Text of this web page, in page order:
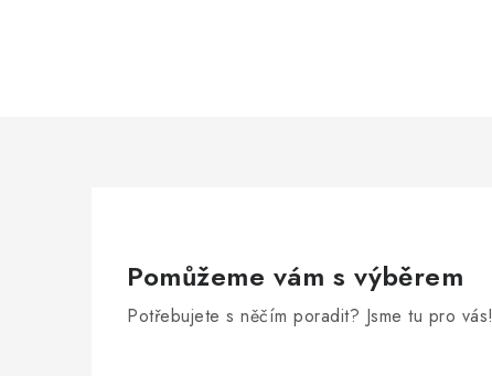
Pomůžeme vám s výběrem
Potřebujete s něčím poradit? Jsme tu pro vás!